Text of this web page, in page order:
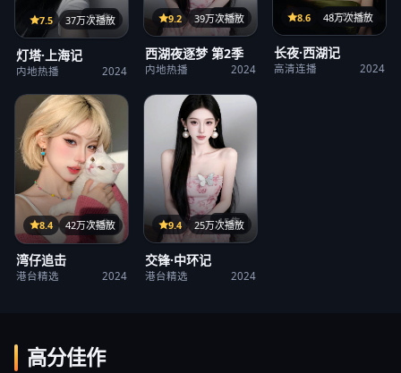
27集
7.5 37万次播放
灯塔·上海记
内地热播 2024
38集
9.2 39万次播放
西湖夜逐梦 第2季
内地热播 2024
125分钟
8.6 48万次播放
长夜·西湖记
高清连播 2024
38集
8.4 42万次播放
湾仔追击
港台精选 2024
15集
9.4 25万次播放
交锋·中环记
港台精选 2024
高分佳作